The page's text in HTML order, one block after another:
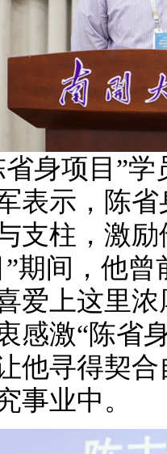
身项目”学
表示，陈
支柱，激
期间，他
爱上这里
感激“陈省
他寻得契
事业中。